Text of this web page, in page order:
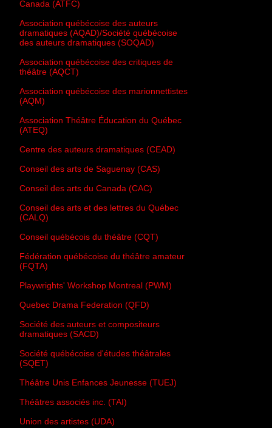
Canada (ATFC)
Association québécoise des auteurs
dramatiques (AQAD)/Société québécoise
des auteurs dramatiques (SOQAD)
Association québécoise des critiques de
théâtre (AQCT)
Association québécoise des marionnettistes
(AQM)
Association Théâtre Éducation du Québec
(ATEQ)
Centre des auteurs dramatiques (CEAD)
Conseil des arts de Saguenay (CAS)
Conseil des arts du Canada (CAC)
Conseil des arts et des lettres du Québec
(CALQ)
Conseil québécois du théâtre (CQT)
Fédération québécoise du théâtre amateur
(FQTA)
Playwrights' Workshop Montreal (PWM)
Quebec Drama Federation (QFD)
Société des auteurs et compositeurs
dramatiques (SACD)
Société québécoise d'études théâtrales
(SQET)
Théâtre Unis Enfances Jeunesse (TUEJ)
Théâtres associés inc. (TAI)
Union des artistes (UDA)